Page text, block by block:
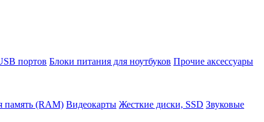
портов Блоки питания для ноутбуков Прочие аксессуары
память (RAM) Видеокарты Жесткие диски, SSD Звуковые